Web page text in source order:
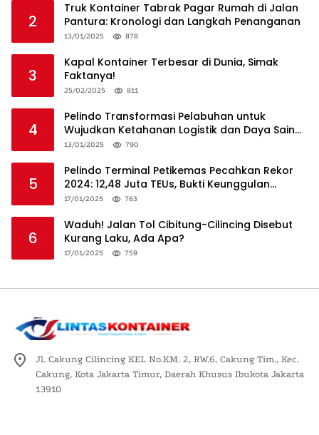
2
Truk Kontainer Tabrak Pagar Rumah di Jalan
Pantura: Kronologi dan Langkah Penanganan
13/01/2025 878
3
Kapal Kontainer Terbesar di Dunia, Simak
Faktanya!
25/02/2025 811
4
Pelindo Transformasi Pelabuhan untuk
Wujudkan Ketahanan Logistik dan Daya Saing
Global
13/01/2025 790
5
Pelindo Terminal Petikemas Pecahkan Rekor
2024: 12,48 Juta TEUs, Bukti Keunggulan
Logistik Nasional
17/01/2025 763
6
Waduh! Jalan Tol Cibitung-Cilincing Disebut
Kurang Laku, Ada Apa?
17/01/2025 759
Jl. Cakung Cilincing KEL No.KM. 2, RW.6, Cakung Tim., Kec.
Cakung, Kota Jakarta Timur, Daerah Khusus Ibukota Jakarta
13910